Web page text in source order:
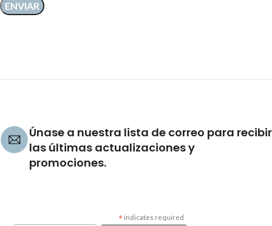
Únase a nuestra lista de correo para recibir
las últimas actualizaciones y
promociones.
* indicates required